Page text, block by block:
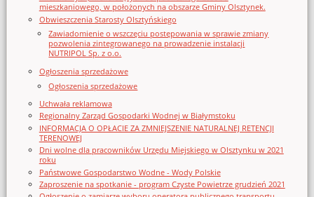
mieszkaniowego, w położonych na obszarze Gminy Olsztynek.
Obwieszczenia Starosty Olsztyńskiego
Zawiadomienie o wszczęciu postępowania w sprawie zmiany
pozwolenia zintegrowanego na prowadzenie instalacji
NUTRIPOL Sp. z o.o.
Ogłoszenia sprzedażowe
Ogłoszenia sprzedażowe
Uchwała reklamowa
Regionalny Zarząd Gospodarki Wodnej w Białymstoku
INFORMACJA O OPŁACIE ZA ZMNIEJSZENIE NATURALNEJ RETENCJI
TERENOWEJ
Dni wolne dla pracowników Urzędu Miejskiego w Olsztynku w 2021
roku
Państwowe Gospodarstwo Wodne - Wody Polskie
Zaproszenie na spotkanie - program Czyste Powietrze grudzień 2021